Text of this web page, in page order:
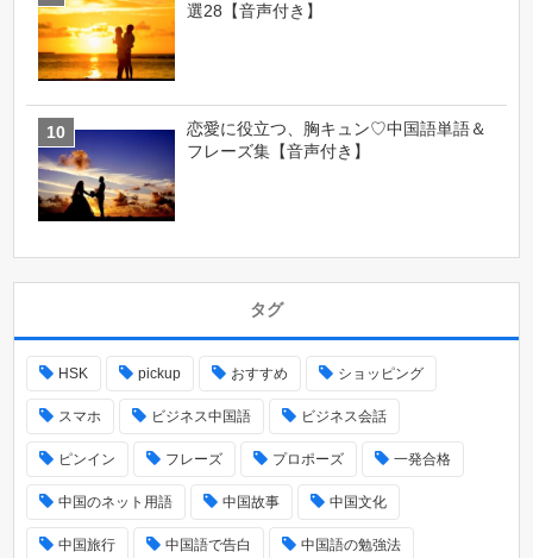
選28【音声付き】
恋愛に役立つ、胸キュン♡中国語単語＆
フレーズ集【音声付き】
タグ
HSK pickup おすすめ ショッピング
スマホ ビジネス中国語 ビジネス会話
ピンイン フレーズ プロポーズ 一発合格
中国のネット用語 中国故事 中国文化
中国旅行 中国語で告白 中国語の勉強法